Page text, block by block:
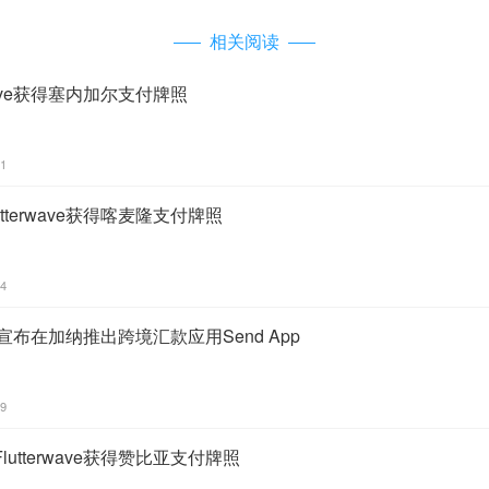
相关阅读
获得塞内加尔支付牌照
获得喀麦隆支付牌照
布在加纳推出跨境汇款应用Send App
获得赞比亚支付牌照